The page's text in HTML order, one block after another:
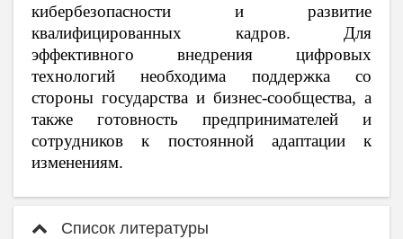
кибербезопасности и развитие
квалифицированных кадров. Для
эффективного внедрения цифровых
технологий необходима поддержка со
стороны государства и бизнес-сообщества, а
также готовность предпринимателей и
сотрудников к постоянной адаптации к
изменениям.
Список литературы